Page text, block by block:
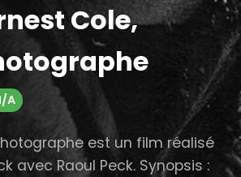
Cole,
A
est un film réalisé
avec Raoul Peck. Synopsis :